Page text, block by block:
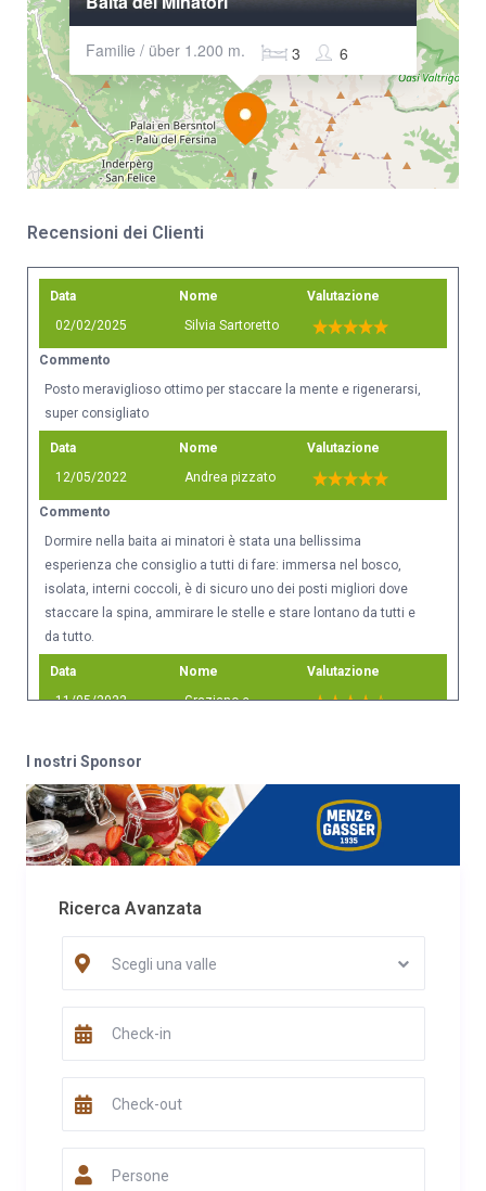
Familie / über 1.200 m. 6
3
Recensioni dei Clienti
Data
02/02/2025
Nome
Silvia Sartoretto
Valutazione
Commento
Posto meraviglioso ottimo per staccare la mente e rigenerarsi,
super consigliato
Data
12/05/2022
Nome
Andrea pizzato
Valutazione
Commento
Dormire nella baita ai minatori è stata una bellissima
esperienza che consiglio a tutti di fare: immersa nel bosco,
isolata, interni coccoli, è di sicuro uno dei posti migliori dove
staccare la spina, ammirare le stelle e stare lontano da tutti e
da tutto.
Data
11/05/2022
Nome
Graziano e
Valutazione
Commento
Chalet molto bello caldo e accogliente immerso nella natura
incontaminata ottimo posto per rilassarsi e fare trekking.
Consigliato per un esperienza alternativa.
I nostri Sponsor
Ricerca Avanzata
Scegli una valle
Persone